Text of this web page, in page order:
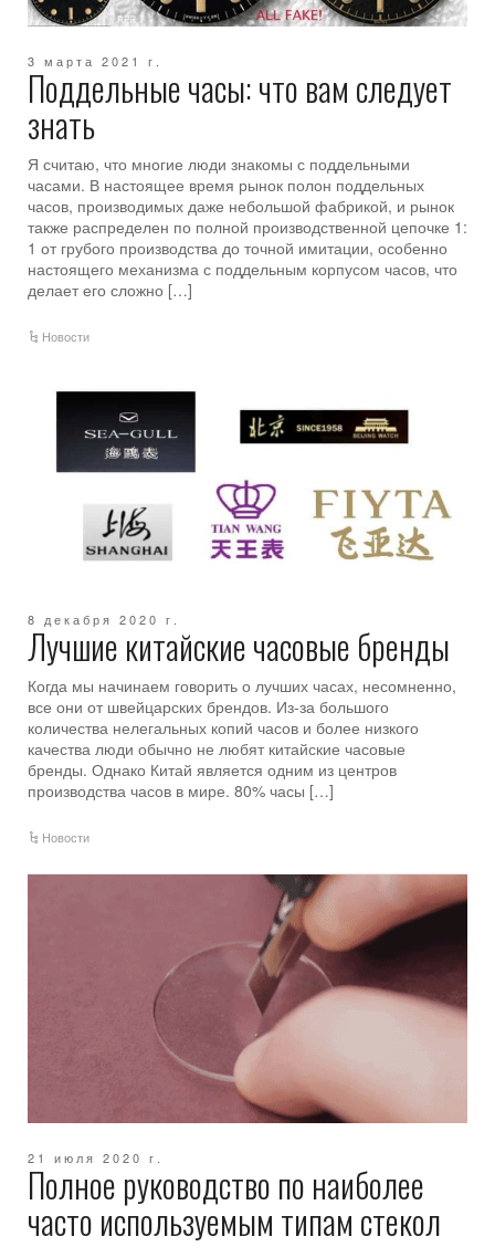
3 марта 2021 г.
Поддельные часы: что вам следует
знать
Я считаю, что многие люди знакомы с поддельными
часами. В настоящее время рынок полон поддельных
часов, производимых даже небольшой фабрикой, и рынок
также распределен по полной производственной цепочке 1:
1 от грубого производства до точной имитации, особенно
настоящего механизма с поддельным корпусом часов, что
делает его сложно […]
Новости
8 декабря 2020 г.
Лучшие китайские часовые бренды
Когда мы начинаем говорить о лучших часах, несомненно,
все они от швейцарских брендов. Из-за большого
количества нелегальных копий часов и более низкого
качества люди обычно не любят китайские часовые
бренды. Однако Китай является одним из центров
производства часов в мире. 80% часы […]
Новости
21 июля 2020 г.
Полное руководство по наиболее
часто используемым типам стекол